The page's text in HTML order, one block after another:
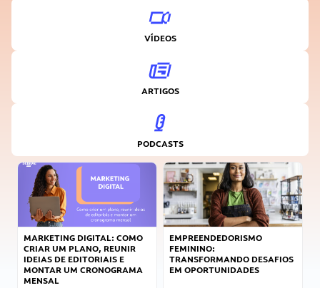
VÍDEOS
ARTIGOS
PODCASTS
MARKETING DIGITAL: COMO
CRIAR UM PLANO, REUNIR
IDEIAS DE EDITORIAIS E
MONTAR UM CRONOGRAMA
MENSAL
EMPREENDEDORISMO
FEMININO:
TRANSFORMANDO DESAFIOS
EM OPORTUNIDADES